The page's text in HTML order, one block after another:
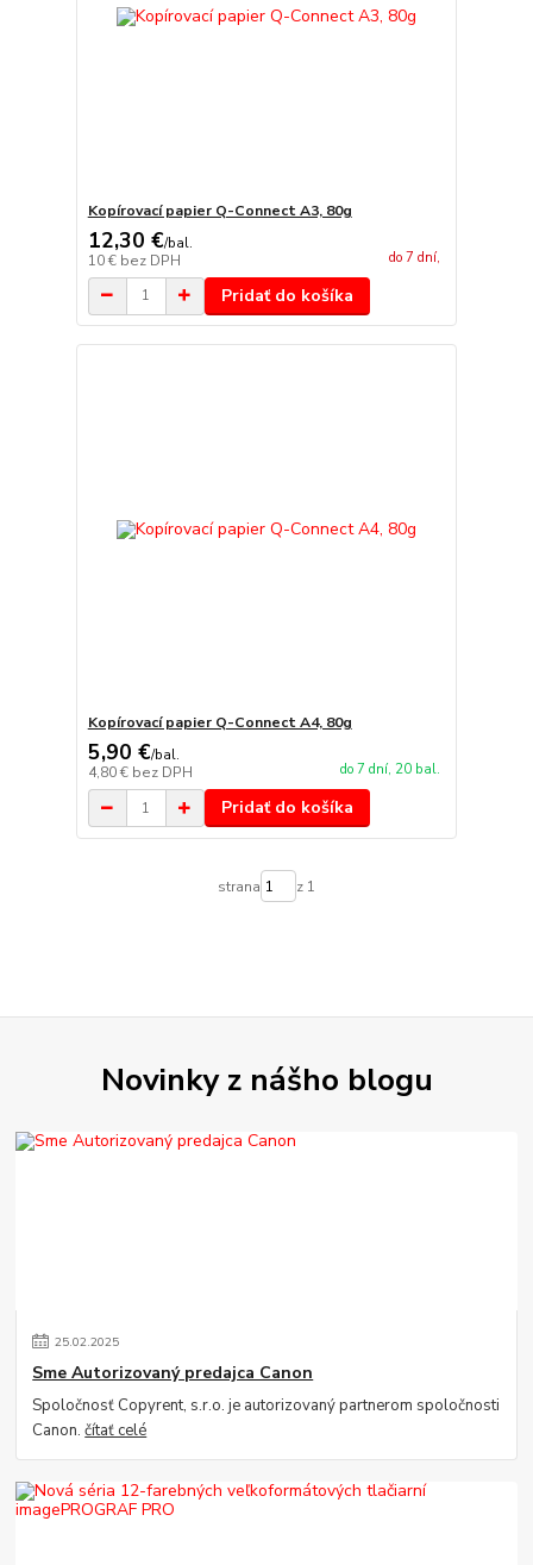
Kopírovací papier Q-Connect A3, 80g
12,30 €/bal.
10 € bez DPH do 7 dní,
Pridať do košíka
Kopírovací papier Q-Connect A4, 80g
5,90 €/bal.
4,80 € bez DPH do 7 dní, 20 bal.
Pridať do košíka
strana z 1
Novinky z nášho blogu
25.02.2025
Sme Autorizovaný predajca Canon
Spoločnosť Copyrent, s.r.o. je autorizovaný partnerom spoločnosti
Canon.čítať celé